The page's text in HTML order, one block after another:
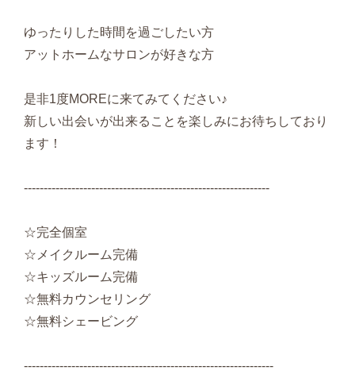
ゆったりした時間を過ごしたい方
アットホームなサロンが好きな方
是非1度MOREに来てみてください♪
新しい出会いが出来ることを楽しみにお待ちしており
ます！
--------------------------------------------------------------
☆完全個室
☆メイクルーム完備
☆キッズルーム完備
☆無料カウンセリング
☆無料シェービング
---------------------------------------------------------------